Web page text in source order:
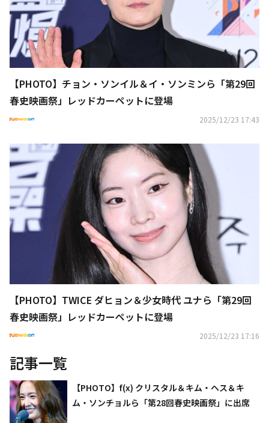
【PHOTO】チョン・ソンイル＆イ・ソンミンら「第29回
春史映画祭」レッドカーペットに登場
2025/12/23 17:43
【PHOTO】TWICE ダヒョン＆少女時代 ユナら「第29回
春史映画祭」レッドカーペットに登場
2025/12/23 17:16
記事一覧
【PHOTO】f(x) クリスタル＆キム・ヘス＆キ
ム・ソンチョルら「第28回春史映画祭」に出席